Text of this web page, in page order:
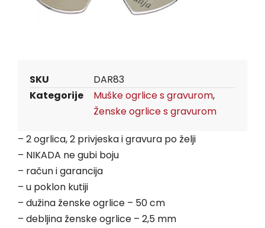
SKU DAR83
Kategorije Muške ogrlice s gravurom,
Ženske ogrlice s gravurom
– 2 ogrlica, 2 privjeska i gravura po želji
– NIKADA ne gubi boju
– račun i garancija
– u poklon kutiji
– dužina ženske ogrlice – 50 cm
– debljina ženske ogrlice – 2,5 mm